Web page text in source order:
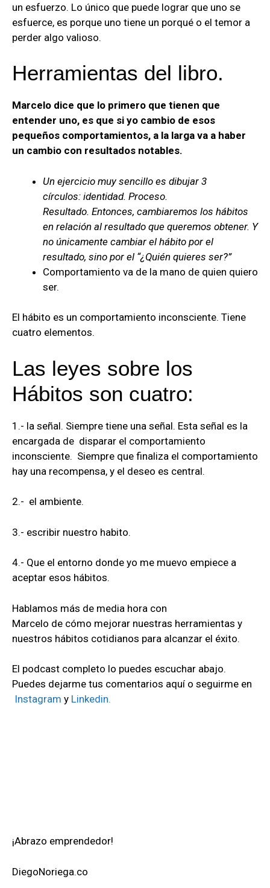
un esfuerzo. Lo único que puede lograr que uno se
esfuerce, es porque uno tiene un porqué o el temor a
perder algo valioso.
Herramientas del libro.
Marcelo dice que lo primero que tienen que
entender uno, es que si yo cambio de esos
pequeños comportamientos, a la larga va a haber
un cambio con resultados notables.
Un ejercicio muy sencillo es dibujar 3
círculos: identidad. Proceso.
Resultado. Entonces, cambiaremos los hábitos
en relación al resultado que queremos obtener. Y
no únicamente cambiar el hábito por el
resultado, sino por el “¿Quién quieres ser?”
Comportamiento va de la mano de quien quiero
ser.
El hábito es un comportamiento inconsciente. Tiene
cuatro elementos.
Las leyes sobre los
Hábitos son cuatro:
1.- la señal. Siempre tiene una señal. Esta señal es la
encargada de disparar el comportamiento
inconsciente. Siempre que finaliza el comportamiento
hay una recompensa, y el deseo es central.
2.- el ambiente.
3.- escribir nuestro habito.
4.- Que el entorno donde yo me muevo empiece a
aceptar esos hábitos.
Hablamos más de media hora con
Marcelo de cómo mejorar nuestras herramientas y
nuestros hábitos cotidianos para alcanzar el éxito.
El podcast completo lo puedes escuchar abajo.
Puedes dejarme tus comentarios aquí o seguirme en
Instagram y Linkedin.
¡Abrazo emprendedor!
DiegoNoriega.co